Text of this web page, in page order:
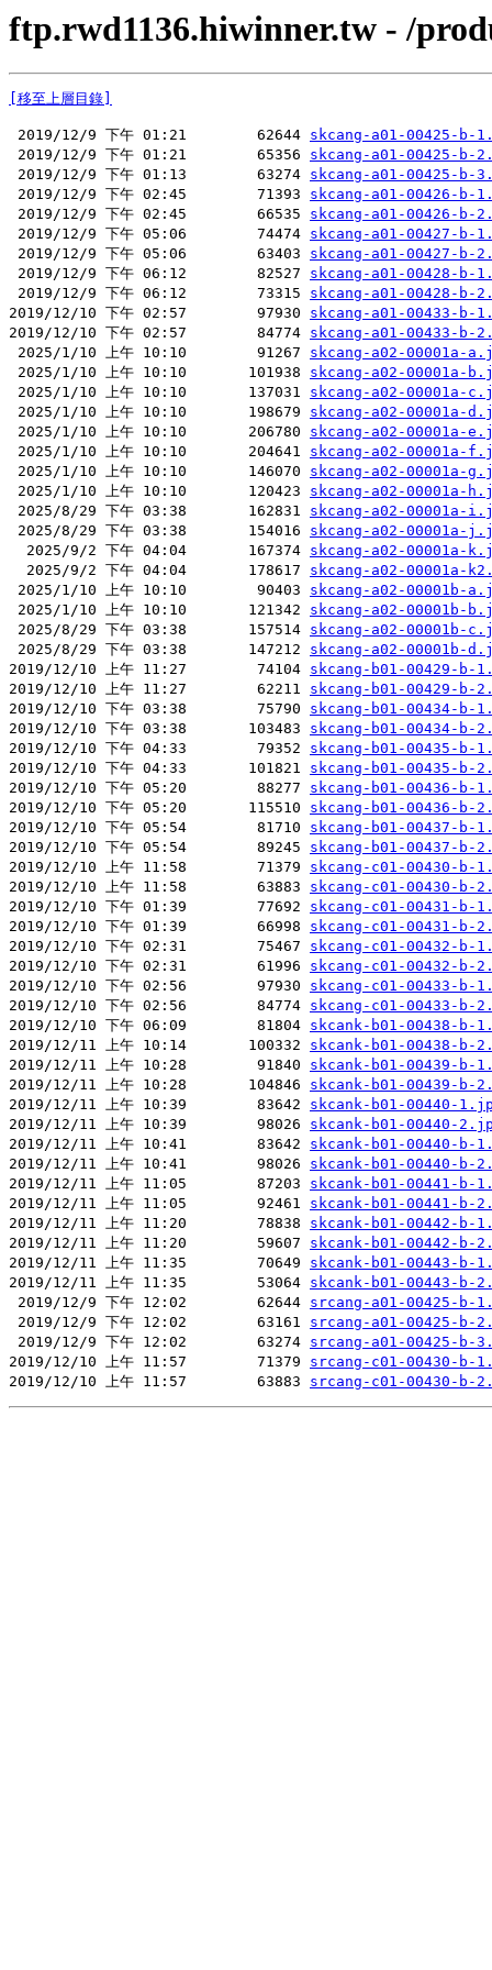
ftp.rwd1136.hiwinner.tw - /
[移至上層目錄]
2019/12/9 下午 01:21        62644 skcang-a01-00425-b-
2019/12/9 下午 01:21        65356 skcang-a01-00425-b-
2019/12/9 下午 01:13        63274 skcang-a01-00425-b-
2019/12/9 下午 02:45        71393 skcang-a01-00426-b-
2019/12/9 下午 02:45        66535 skcang-a01-00426-b-
2019/12/9 下午 05:06        74474 skcang-a01-00427-b-
2019/12/9 下午 05:06        63403 skcang-a01-00427-b-
2019/12/9 下午 06:12        82527 skcang-a01-00428-b-
2019/12/9 下午 06:12        73315 skcang-a01-00428-b-
2019/12/10 下午 02:57        97930 skcang-a01-00433-b-
2019/12/10 下午 02:57        84774 skcang-a01-00433-b-
2025/1/10 上午 10:10        91267 skcang-a02-00001a-
2025/1/10 上午 10:10       101938 skcang-a02-00001a-
2025/1/10 上午 10:10       137031 skcang-a02-00001a-
2025/1/10 上午 10:10       198679 skcang-a02-00001a-
2025/1/10 上午 10:10       206780 skcang-a02-00001a-
2025/1/10 上午 10:10       204641 skcang-a02-00001a-
2025/1/10 上午 10:10       146070 skcang-a02-00001a-
2025/1/10 上午 10:10       120423 skcang-a02-00001a-
2025/8/29 下午 03:38       162831 skcang-a02-00001a-
2025/8/29 下午 03:38       154016 skcang-a02-00001a-
  2025/9/2 下午 04:04       167374
skcang-a02-00001a-
  2025/9/2 下午 04:04       178617
skcang-a02-00001a-
2025/1/10 上午 10:10        90403 skcang-a02-00001b-
2025/1/10 上午 10:10       121342 skcang-a02-00001b-
2025/8/29 下午 03:38       157514 skcang-a02-00001b-
2025/8/29 下午 03:38       147212 skcang-a02-00001b-
2019/12/10 上午 11:27        74104 skcang-b01-00429-b-
2019/12/10 上午 11:27        62211 skcang-b01-00429-b-
2019/12/10 下午 03:38        75790 skcang-b01-00434-b-
2019/12/10 下午 03:38       103483 skcang-b01-00434-b-
2019/12/10 下午 04:33        79352 skcang-b01-00435-b-
2019/12/10 下午 04:33       101821 skcang-b01-00435-b-
2019/12/10 下午 05:20        88277 skcang-b01-00436-b-
2019/12/10 下午 05:20       115510 skcang-b01-00436-b-
2019/12/10 下午 05:54        81710 skcang-b01-00437-b-
2019/12/10 下午 05:54        89245 skcang-b01-00437-b-
2019/12/10 上午 11:58        71379 skcang-c01-00430-b-
2019/12/10 上午 11:58        63883 skcang-c01-00430-b-
2019/12/10 下午 01:39        77692 skcang-c01-00431-b-
2019/12/10 下午 01:39        66998 skcang-c01-00431-b-
2019/12/10 下午 02:31        75467 skcang-c01-00432-b-
2019/12/10 下午 02:31        61996 skcang-c01-00432-b-
2019/12/10 下午 02:56        97930 skcang-c01-00433-b-
2019/12/10 下午 02:56        84774 skcang-c01-00433-b-
2019/12/10 下午 06:09        81804 skcank-b01-00438-b-
2019/12/11 上午 10:14       100332 skcank-b01-00438-b-
2019/12/11 上午 10:28        91840 skcank-b01-00439-b-
2019/12/11 上午 10:28       104846 skcank-b01-00439-b-
2019/12/11 上午 10:39        83642 skcank-b01-00440-
2019/12/11 上午 10:39        98026 skcank-b01-00440-
2019/12/11 上午 10:41        83642 skcank-b01-00440-b-
2019/12/11 上午 10:41        98026 skcank-b01-00440-b-
2019/12/11 上午 11:05        87203 skcank-b01-00441-b-
2019/12/11 上午 11:05        92461 skcank-b01-00441-b-
2019/12/11 上午 11:20        78838 skcank-b01-00442-b-
2019/12/11 上午 11:20        59607 skcank-b01-00442-b-
2019/12/11 上午 11:35        70649 skcank-b01-00443-b-
2019/12/11 上午 11:35        53064 skcank-b01-00443-b-
2019/12/9 下午 12:02        62644 srcang-a01-00425-b-
2019/12/9 下午 12:02        63161 srcang-a01-00425-b-
2019/12/9 下午 12:02        63274 srcang-a01-00425-b-
2019/12/10 上午 11:57        71379 srcang-c01-00430-b-
2019/12/10 上午 11:57        63883 srcang-c01-00430-b-